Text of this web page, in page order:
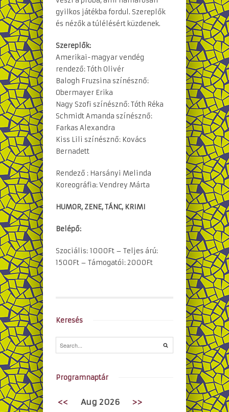
gyilkos játékba fordul. Szereplők
és nézők a túlélésért küzdenek.
Szereplők:
Amerikai-magyar vendég
rendező: Tóth Olivér
Balogh Fruzsina színésznő:
Obermayer Erika
Nagy Szofi színésznő: Tóth Réka
Schmidt Amanda színésznő:
Farkas Alexandra
Kiss Lili színésznő: Kovács
Bernadett
Rendező : Harsányi Melinda
Koreográfia: Vendrey Márta
HUMOR, ZENE, TÁNC, KRIMI
Belépő:
Szociális: 1000Ft – Teljes árú:
1500Ft – Támogatói: 2000Ft
Keresés
Programnaptár
<< Aug 2026 >>